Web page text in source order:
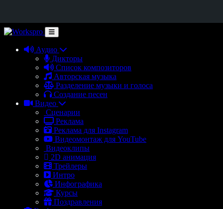
Аудио
Дикторы
Список композиторов
Авторская музыка
Разделение музыки и голоса
Создание песен
Видео
Сценарии
Реклама
Реклама для Instagram
Видеомонтаж для YouTube
Видеоклипы
2D анимация
Трейлеры
Интро
Инфографика
Курсы
Поздравления